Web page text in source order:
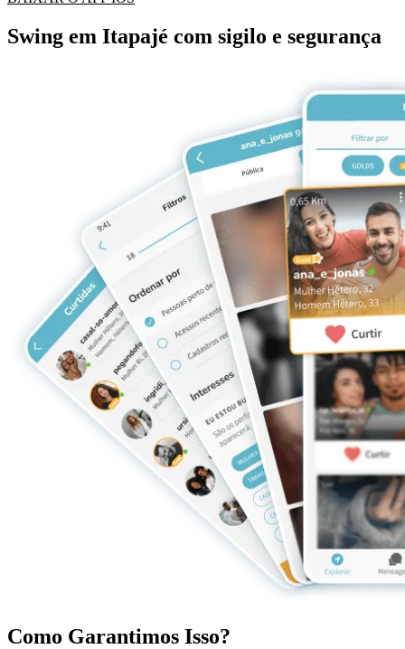
Swing em Itapajé com sigilo e segurança
Como Garantimos Isso?